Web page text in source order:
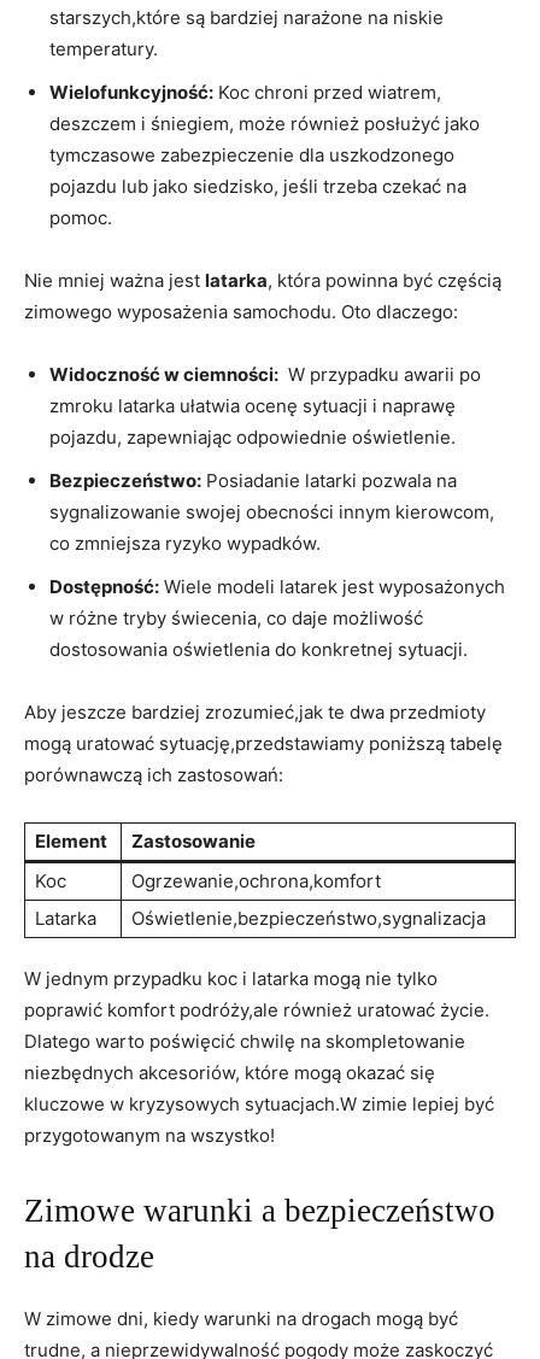
starszych,które są bardziej narażone na niskie
temperatury.
Wielofunkcyjność: Koc​ chroni przed wiatrem,
⁤deszczem i śniegiem, może ‍również ⁣posłużyć jako
tymczasowe zabezpieczenie⁢ dla uszkodzonego
pojazdu lub jako​ siedzisko, jeśli trzeba czekać ‍na
pomoc.
Nie mniej ważna jest latarka, która powinna być‌ częścią
zimowego wyposażenia samochodu. Oto ⁢dlaczego:
Widoczność w ciemności: ⁣ W przypadku awarii po
zmroku⁣ latarka ułatwia ocenę⁤ sytuacji i naprawę
pojazdu, zapewniając odpowiednie oświetlenie.
Bezpieczeństwo: Posiadanie latarki⁣ pozwala na
sygnalizowanie ‍swojej obecności⁣ innym kierowcom,
co zmniejsza ryzyko wypadków.
Dostępność: Wiele modeli latarek jest wyposażonych
w różne tryby świecenia, co daje możliwość
dostosowania oświetlenia do konkretnej⁣ sytuacji.
Aby jeszcze bardziej zrozumieć,jak te dwa przedmioty
mogą uratować sytuację,przedstawiamy poniższą tabelę⁤
porównawczą ich zastosowań:
Element
Zastosowanie
Koc
Ogrzewanie,ochrona,komfort
Latarka
Oświetlenie,bezpieczeństwo,sygnalizacja
W jednym​ przypadku⁤ koc i latarka mogą nie tylko⁤
poprawić komfort podróży,ale również uratować życie.
Dlatego warto poświęcić chwilę na skompletowanie
niezbędnych akcesoriów, ‌które mogą okazać się
kluczowe w kryzysowych sytuacjach.W zimie lepiej ‍być
przygotowanym na wszystko!
Zimowe⁢ warunki a ⁢bezpieczeństwo⁢
na​ drodze
W zimowe dni, kiedy warunki na drogach mogą być
trudne,‍ a nieprzewidywalność pogody⁢ może zaskoczyć